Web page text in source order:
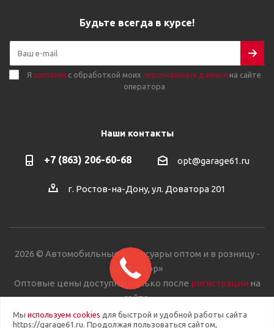
Будьте всегда в курсе!
Я согласен с обработкой моих персональных данных на сайте
оператора
Наши контакты
+7 (863) 206-60-68 opt@garage61.ru
г. Ростов-на-Дону, ул. Доватора 201
2026 © Автомобильные аксессуары оптом и в розницу -
«Автостор»
Оптовые цены доступны только после регистрации на
сайте.
Мы используем cookies для быстрой и удобной работы сайта
https://garage61.ru. Продолжая пользоваться сайтом,